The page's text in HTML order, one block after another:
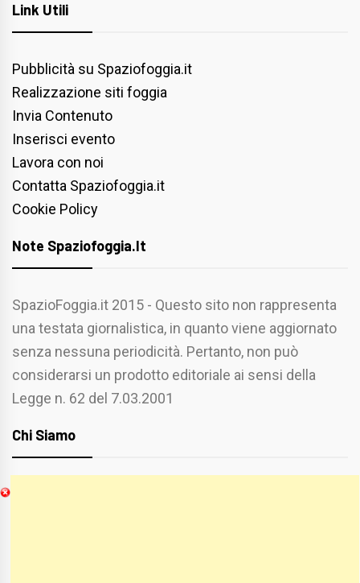
Link Utili
Pubblicità su Spaziofoggia.it
Realizzazione siti foggia
Invia Contenuto
Inserisci evento
Lavora con noi
Contatta Spaziofoggia.it
Cookie Policy
Note Spaziofoggia.it
SpazioFoggia.it 2015 - Questo sito non rappresenta
una testata giornalistica, in quanto viene aggiornato
senza nessuna periodicità. Pertanto, non può
considerarsi un prodotto editoriale ai sensi della
Legge n. 62 del 7.03.2001
Chi Siamo